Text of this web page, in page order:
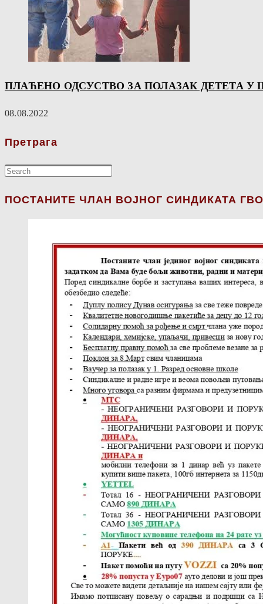
ПЛАЋЕНО ОДСУСТВО ЗА ПОЛАЗАК ДЕТЕТА У
08.08.2022
Претрага
ПОСТАНИТЕ ЧЛАН ВОЈНОГ СИНДИКАТА